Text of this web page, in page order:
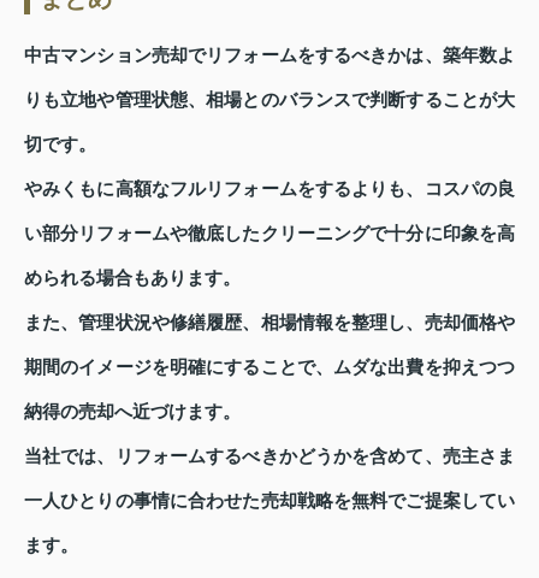
中古マンション売却でリフォームをするべきかは、築年数よ
りも立地や管理状態、相場とのバランスで判断することが大
切です。
やみくもに高額なフルリフォームをするよりも、コスパの良
い部分リフォームや徹底したクリーニングで十分に印象を高
められる場合もあります。
また、管理状況や修繕履歴、相場情報を整理し、売却価格や
期間のイメージを明確にすることで、ムダな出費を抑えつつ
納得の売却へ近づけます。
当社では、リフォームするべきかどうかを含めて、売主さま
一人ひとりの事情に合わせた売却戦略を無料でご提案してい
ます。